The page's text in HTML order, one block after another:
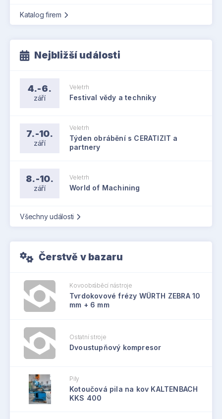
Katalog firem
Nejbližší události
4.-6.
září
Veletrh
Festival vědy a techniky
7.-10.
září
Veletrh
Týden obrábění s CERATIZIT a
partnery
8.-10.
září
Veletrh
World of Machining
Všechny události
Čerstvě v bazaru
Kovoobráběcí nástroje
Tvrdokovové frézy WÜRTH ZEBRA 10
mm + 6 mm
Ostatní stroje
Dvoustupňový kompresor
Pily
Kotoučová pila na kov KALTENBACH
KKS 400